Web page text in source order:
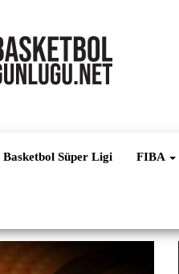
Haber
Süper Lig ve
Dünya
Süper Ligi FIBA